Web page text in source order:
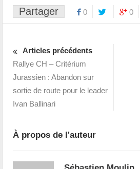
Partager 0 0
Articles précédents
Rallye CH – Critérium
Jurassien : Abandon sur
sortie de route pour le leader
Ivan Ballinari
À propos de l'auteur